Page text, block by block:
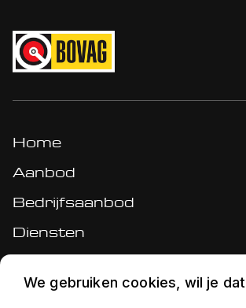
Home
Aanbod
Bedrijfsaanbod
Diensten
Over ons
We gebruiken cookies, wil je